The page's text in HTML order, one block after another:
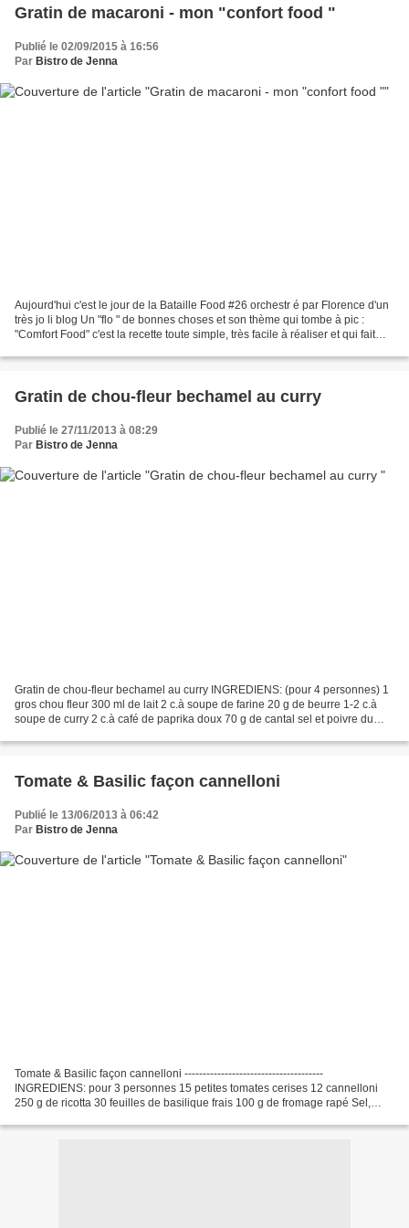
Gratin de macaroni - mon "confort food "
Publié le 02/09/2015 à 16:56
Par Bistro de Jenna
Aujourd'hui c'est le jour de la Bataille Food #26 orchestr é par Florence d'un
très jo li blog Un "flo " de bonnes choses et son thème qui tombe à pic :
"Comfort Food" c'est la recette toute simple, très facile à réaliser et qui fait
Gratin de chou-fleur bechamel au curry
Publié le 27/11/2013 à 08:29
Par Bistro de Jenna
Gratin de chou-fleur bechamel au curry INGREDIENS: (pour 4 personnes) 1
gros chou fleur 300 ml de lait 2 c.à soupe de farine 20 g de beurre 1-2 c.à
soupe de curry 2 c.à café de paprika doux 70 g de cantal sel et poivre du
Tomate & Basilic façon cannelloni
Publié le 13/06/2013 à 06:42
Par Bistro de Jenna
Tomate & Basilic façon cannelloni --------------------------------------
INGREDIENS: pour 3 personnes 15 petites tomates cerises 12 cannelloni
250 g de ricotta 30 feuilles de basilique frais 100 g de fromage rapé Sel,